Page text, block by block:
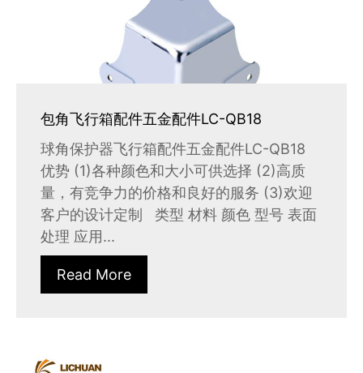
包角飞行箱配件五金配件LC-QB18
球角保护器飞行箱配件五金配件LC-QB18
优势 (1)各种颜色和大小可供选择 (2)高质
量，有竞争力的价格和良好的服务 (3)欢迎
客户的设计定制 类型 材料 颜色 型号 表面
处理 应用...
Read More